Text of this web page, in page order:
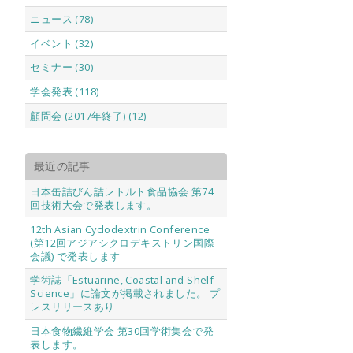
ニュース (78)
イベント (32)
セミナー (30)
学会発表 (118)
顧問会 (2017年終了) (12)
最近の記事
日本缶詰びん詰レトルト食品協会 第74
回技術大会で発表します。
12th Asian Cyclodextrin Conference
(第12回アジアシクロデキストリン国際
会議) で発表します
学術誌「Estuarine, Coastal and Shelf
Science」に論文が掲載されました。 プ
レスリリースあり
日本食物繊維学会 第30回学術集会で発
表します。